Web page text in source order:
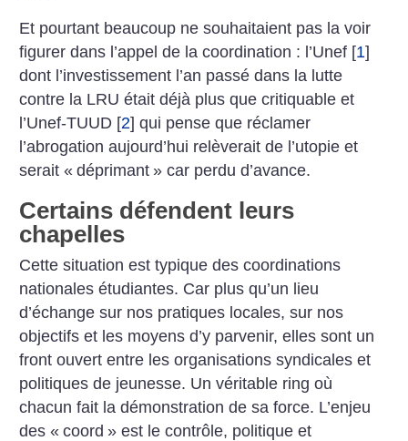
Et pourtant beaucoup ne souhaitaient pas la voir
figurer dans l’appel de la coordination : l’Unef [1]
dont l’investissement l’an passé dans la lutte
contre la LRU était déjà plus que critiquable et
l’Unef-TUUD [2] qui pense que réclamer
l’abrogation aujourd’hui relèverait de l’utopie et
serait « déprimant » car perdu d’avance.
Certains défendent leurs
chapelles
Cette situation est typique des coordinations
nationales étudiantes. Car plus qu’un lieu
d’échange sur nos pratiques locales, sur nos
objectifs et les moyens d’y parvenir, elles sont un
front ouvert entre les organisations syndicales et
politiques de jeunesse. Un véritable ring où
chacun fait la démonstration de sa force. L’enjeu
des « coord » est le contrôle, politique et